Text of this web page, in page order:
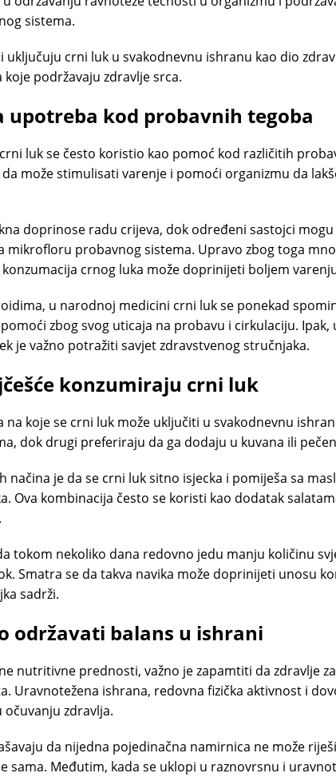
sistema.
uključuju crni luk u svakodnevnu ishranu kao dio
podržavaju zdravlje srca.
upotreba kod probavnih tegoba
luk se često koristio kao pomoć kod različitih
može stimulisati varenje i pomoći organizmu da
doprinose radu crijeva, dok određeni sastojci
mikrofloru probavnog sistema. Upravo zbog toga
crnog luka može doprinijeti boljem
u narodnoj medicini crni luk se ponekad
zbog svog uticaja na probavu i cirkulaciju. Ipak,
je važno potražiti savjet zdravstvenog stručnjaka.
konzumiraju crni luk
na koje se crni luk može uključiti u svakodnevnu
dok drugi preferiraju da ga dodaju u kuvana ili
načina je da se crni luk sitno isjecka i pomiješa sa
Ova kombinacija često se koristi kao dodatak
tokom nekoliko dana redovno jedu manju količinu
Smatra se da takva navika može doprinijeti unosu
sadrži.
održavati balans u ishrani
nutritivne prednosti, važno je zapamtiti da zdravlje
Uravnotežena ishrana, redovna fizička aktivnost i
zdravlja.
da nijedna pojedinačna namirnica ne može
sama. Međutim, kada se uklopi u raznovrsnu i